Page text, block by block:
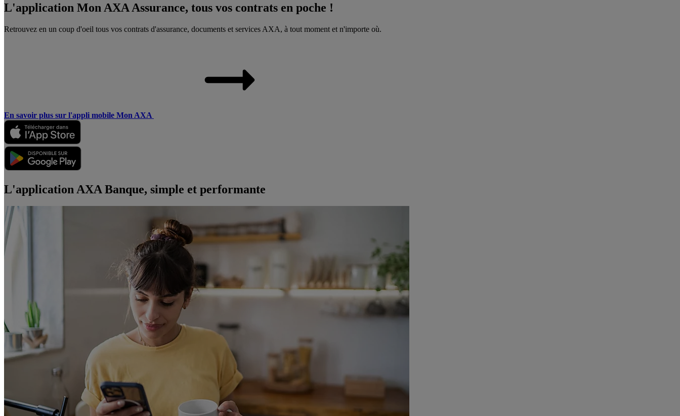
L'application Mon AXA Assurance, tous vos contrats en poche !
Retrouvez en un coup d'oeil tous vos contrats d'assurance, documents et services AXA, à tout moment et n'importe où.
En savoir plus sur l'appli mobile Mon AXA
L'application AXA Banque, simple et performante